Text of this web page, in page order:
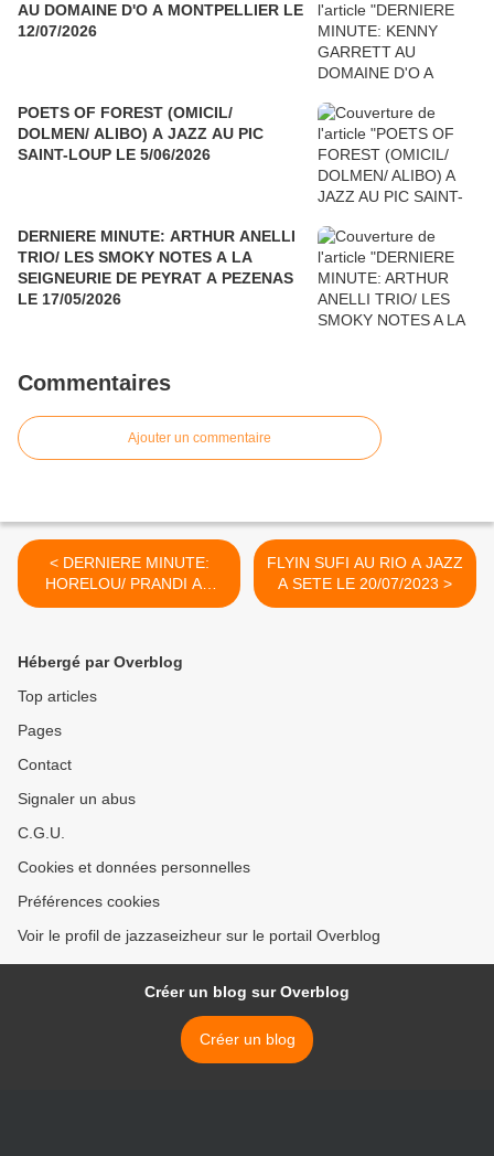
AU DOMAINE D'O A MONTPELLIER LE
12/07/2026
POETS OF FOREST (OMICIL/
DOLMEN/ ALIBO) A JAZZ AU PIC
SAINT-LOUP LE 5/06/2026
DERNIERE MINUTE: ARTHUR ANELLI
TRIO/ LES SMOKY NOTES A LA
SEIGNEURIE DE PEYRAT A PEZENAS
LE 17/05/2026
Commentaires
Ajouter un commentaire
< DERNIERE MINUTE:
HORELOU/ PRANDI AU
RIO A SETE LE 3/08/2023
FLYIN SUFI AU RIO A JAZZ
A SETE LE 20/07/2023 >
Hébergé par Overblog
Top articles
Pages
Contact
Signaler un abus
C.G.U.
Cookies et données personnelles
Préférences cookies
Voir le profil de jazzaseizheur sur le portail Overblog
Créer un blog sur Overblog
Créer un blog